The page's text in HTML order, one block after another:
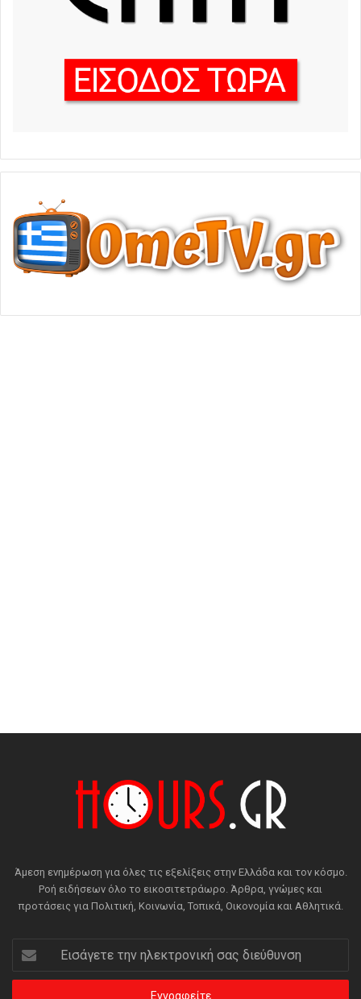
Άμεση ενημέρωση για όλες τις εξελίξεις στην Ελλάδα και τον κόσμο.
Ροή ειδήσεων όλο το εικοσιτετράωρο. Άρθρα, γνώμες και
προτάσεις για Πολιτική, Κοινωνία, Τοπικά, Οικονομία και Αθλητικά.
Εισάγετε
την
ηλεκτρονική